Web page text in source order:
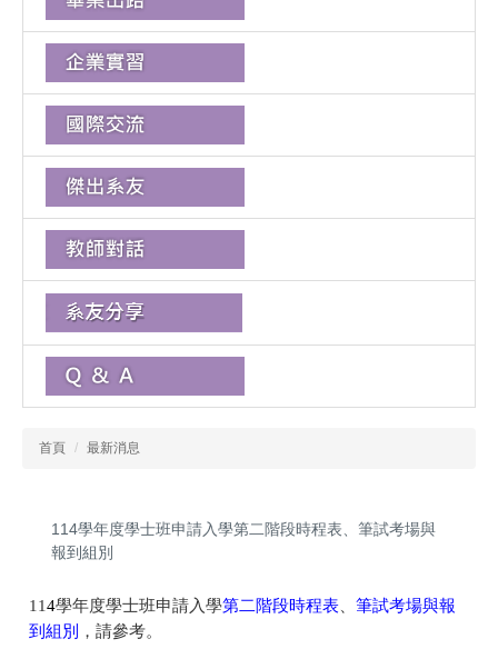
首頁 最新消息
114學年度學士班申請入學第二階段時程表、筆試考場與
報到組別
114學年度學士班申請入學第二階段時程表、 筆試考場與報
到組別
，請參考。